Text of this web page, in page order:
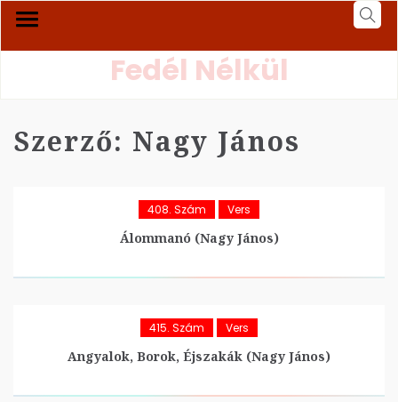
Fedél Nélkül
Szerző: Nagy János
408. Szám Vers
Álommanó (Nagy János)
415. Szám Vers
Angyalok, Borok, Éjszakák (Nagy János)